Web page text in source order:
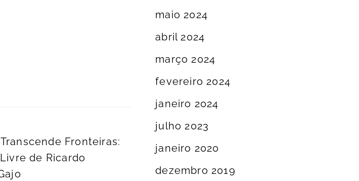
Fronteiras:
de Ricardo
maio 2024
abril 2024
março 2024
fevereiro 2024
janeiro 2024
julho 2023
janeiro 2020
dezembro 2019